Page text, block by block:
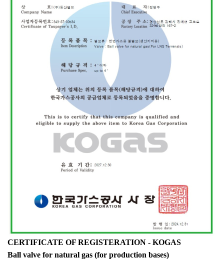
CERTIFICATE OF REGISTERATION - KOGAS
Ball valve for natural gas (for production bases)